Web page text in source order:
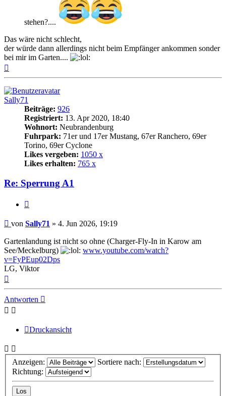
stehen?....
Das wäre nicht schlecht,
der würde dann allerdings nicht beim Empfänger ankommen sonder
bei mir im Garten....
oben
Sally71
Beiträge: 926
Registriert: 13. Apr 2020, 18:40
Wohnort: Neubrandenburg
Fuhrpark: 71er und 17er Mustang, 67er Ranchero, 69er
Torino, 69er Cyclone
Likes vergeben: 1050 x
Likes erhalten: 765 x
Re: Sperrung A1
Beitrag
von Sally71 » 4. Jun 2026, 19:19
Gartenlandung ist nicht so ohne (Charger-Fly-In in Karow am
See/Meckelburg)
www.youtube.com/watch?
v=FyPEup02Dps
LG, Viktor
Antworten
Druckansicht
Anzeigen:
Sortiere nach:
Richtung: